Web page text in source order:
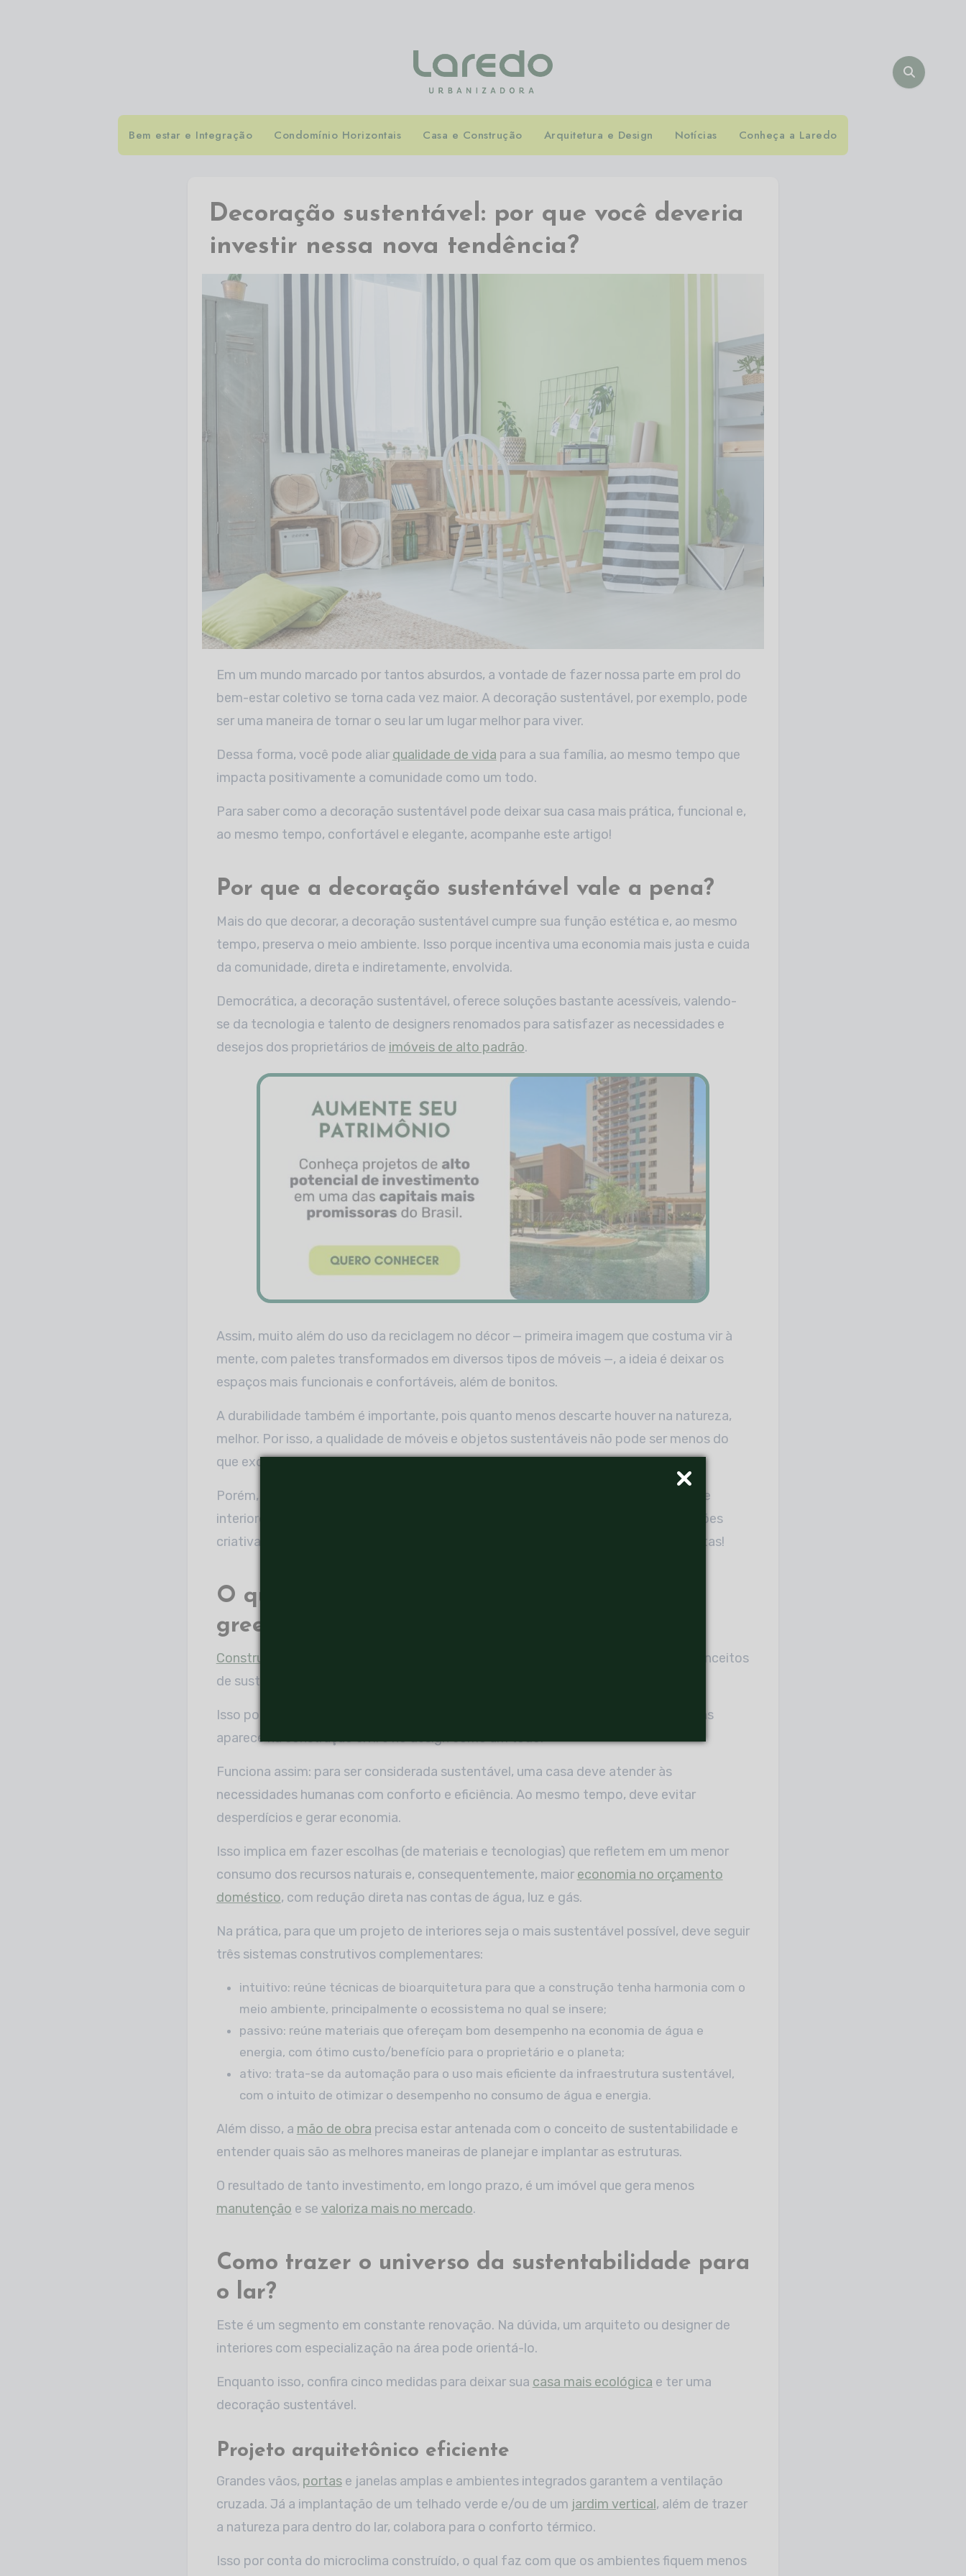
Bem estar e Integração Condomínio Horizontais Casa e Construção Arquitetura e Design Notícias Conheça a Laredo
Decoração sustentável: por que você deveria
investir nessa nova tendência?
Em um mundo marcado por tantos absurdos, a vontade de fazer nossa parte em prol do
bem-estar coletivo se torna cada vez maior. A decoração sustentável, por exemplo, pode
ser uma maneira de tornar o seu lar um lugar melhor para viver.
Dessa forma, você pode aliar qualidade de vida para a sua família, ao mesmo tempo que
impacta positivamente a comunidade como um todo.
Para saber como a decoração sustentável pode deixar sua casa mais prática, funcional e,
ao mesmo tempo, confortável e elegante, acompanhe este artigo!
Por que a decoração sustentável vale a pena?
Mais do que decorar, a decoração sustentável cumpre sua função estética e, ao mesmo
tempo, preserva o meio ambiente. Isso porque incentiva uma economia mais justa e cuida
da comunidade, direta e indiretamente, envolvida.
Democrática, a decoração sustentável, oferece soluções bastante acessíveis, valendo-
se da tecnologia e talento de designers renomados para satisfazer as necessidades e
desejos dos proprietários de imóveis de alto padrão.
Assim, muito além do uso da reciclagem no décor — primeira imagem que costuma vir à
mente, com paletes transformados em diversos tipos de móveis —, a ideia é deixar os
espaços mais funcionais e confortáveis, além de bonitos.
A durabilidade também é importante, pois quanto menos descarte houver na natureza,
melhor. Por isso, a qualidade de móveis e objetos sustentáveis não pode ser menos do
que excelente.
Porém, não se trata de supervalorizar o custo das peças: para tornar os projetos de
interiores economicamente viáveis, os profissionais empregam uma série de soluções
criativas. De tão belos e interessantes, os resultados são dignos de capas de revistas!
O que são e como funcionam as chamadas
green buildings?
Construções verdes
(em tradução literal) nada mais são do que a aplicação dos conceitos
de sustentabilidade aos projetos construtivos.
Isso porque, a
não se restringe à decoração, mas
aparece na construção civil e no design como um todo.
Funciona assim: para ser considerada sustentável, uma casa deve atender às
necessidades humanas com conforto e eficiência. Ao mesmo tempo, deve evitar
desperdícios e gerar economia.
Isso implica em fazer escolhas (de materiais e tecnologias) que refletem em um menor
consumo dos recursos naturais e, consequentemente, maior economia no orçamento
doméstico, com redução direta nas contas de água, luz e gás.
Na prática, para que um projeto de interiores seja o mais sustentável possível, deve seguir
três sistemas construtivos complementares:
intuitivo: reúne técnicas de bioarquitetura para que a construção tenha harmonia com o
meio ambiente, principalmente o ecossistema no qual se insere;
passivo: reúne materiais que ofereçam bom desempenho na economia de água e
energia, com ótimo custo/benefício para o proprietário e o planeta;
ativo: trata-se da automação para o uso mais eficiente da infraestrutura sustentável,
com o intuito de otimizar o desempenho no consumo de água e energia.
Além disso, a mão de obra precisa estar antenada com o conceito de sustentabilidade e
entender quais são as melhores maneiras de planejar e implantar as estruturas.
O resultado de tanto investimento, em longo prazo, é um imóvel que gera menos
manutenção e se valoriza mais no mercado.
Como trazer o universo da sustentabilidade para
o lar?
Este é um segmento em constante renovação. Na dúvida, um arquiteto ou designer de
interiores com especialização na área pode orientá-lo.
Enquanto isso, confira cinco medidas para deixar sua casa mais ecológica e ter uma
decoração sustentável.
Projeto arquitetônico eficiente
Grandes vãos, portase janelas amplas e ambientes integrados garantem a ventilação
cruzada. Já a implantação de um telhado verde e/ou de um jardim vertical, além de trazer
a natureza para dentro do lar, colabora para o conforto térmico.
Isso por conta do microclima construído, o qual faz com que os ambientes fiquem menos